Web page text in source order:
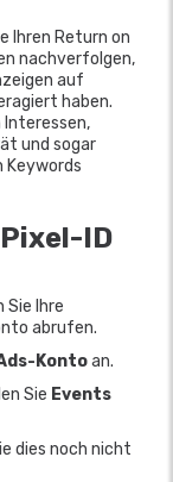
Ihren Return on
nachverfolgen,
auf
haben.
Interessen,
und sogar
ID
Sie Ihre
abrufen.
Kontoan.
Sie Events
dies noch nicht